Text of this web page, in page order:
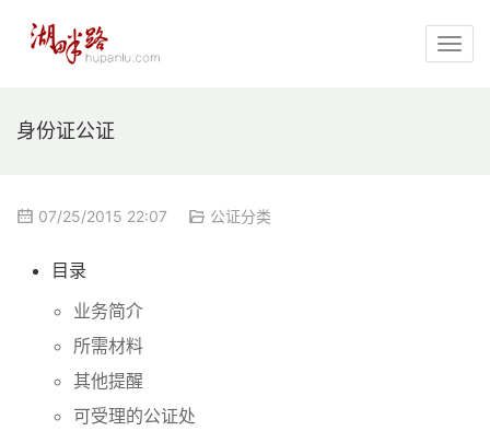
身份证公证
07/25/2015 22:07 公证分类
目录
业务简介
所需材料
其他提醒
可受理的公证处